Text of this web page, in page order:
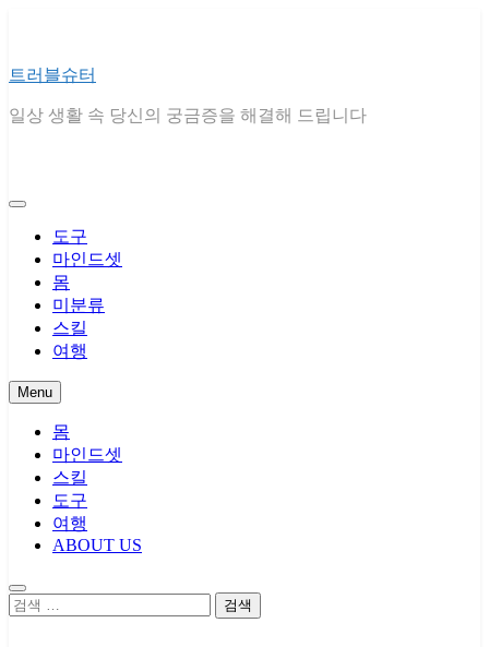
트러블슈터
일상 생활 속 당신의 궁금증을 해결해 드립니다
도구
마인드셋
몸
미분류
스킬
여행
Menu
몸
마인드셋
스킬
도구
여행
ABOUT US
검